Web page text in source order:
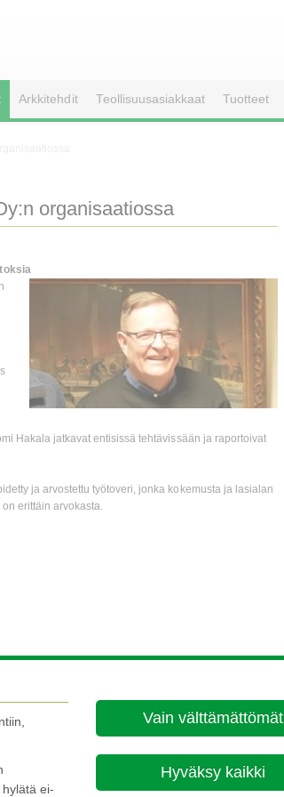
Arkkitehdit Teollisuusasiakkaat Tuotteet
organisaatiossa
Hakala jatkavat entisissä tehtävissään ja raportoivat
ja arvostettu työtoveri, jonka kokemusta ja lasialan
erittäin arvokasta.
ei-
Vain välttämättömät
Hyväksy kaikki